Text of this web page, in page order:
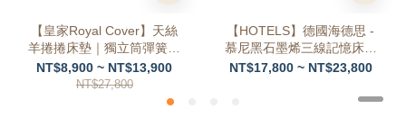
【皇家Royal Cover】天絲
羊捲捲床墊｜獨立筒彈簧｜
100%台灣製
NT$8,900 ~ NT$13,900
NT$27,800
【HOTELS】德國海德思 -
慕尼黑石墨烯三線記憶床墊
- 石墨烯科技 促進循環
NT$17,800 ~ NT$23,800